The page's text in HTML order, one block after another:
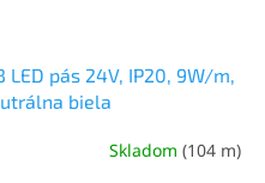
LED pás 24V, IP20, 9W/m,
biela
Skladom (104 m)